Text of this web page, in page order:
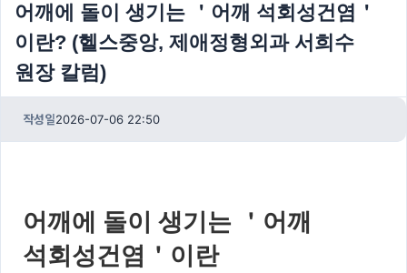
어깨에 돌이 생기는 ＇어깨 석회성건염＇
이란? (헬스중앙, 제애정형외과 서희수
원장 칼럼)
작성일2026-07-06 22:50
어깨에 돌이 생기는 ＇어깨
석회성건염＇이란